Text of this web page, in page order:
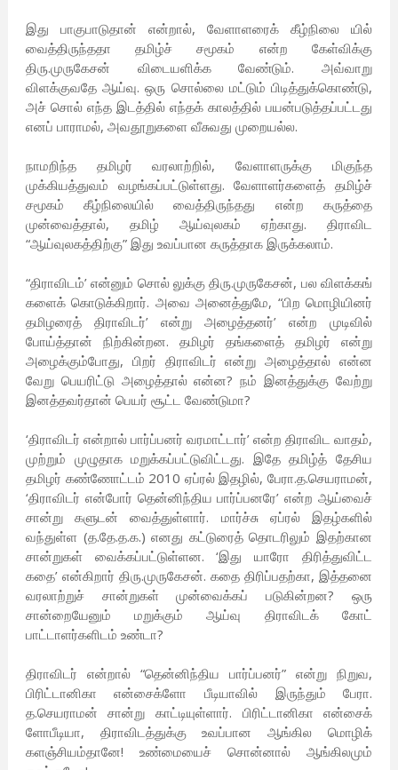
இது பாகுபாடுதான் என்றால், வேளாளரைக் கீழ்நிலை யில்
வைத்திருந்ததா தமிழ்ச் சமூகம் என்ற கேள்விக்கு
திரு.முருகேசன் விடையளிக்க வேண்டும். அவ்வாறு
விளக்குவதே ஆய்வு. ஒரு சொல்லை மட்டும் பிடித்துக்கொண்டு,
அச் சொல் எந்த இடத்தில் எந்தக் காலத்தில் பயன்படுத்தப்பட்டது
எனப் பாராமல், அவதூறுகளை வீசுவது முறையல்ல.
நாமறிந்த தமிழர் வரலாற்றில், வேளாளருக்கு மிகுந்த
முக்கியத்துவம் வழங்கப்பட்டுள்ளது. வேளாளர்களைத் தமிழ்ச்
சமூகம் கீழ்நிலையில் வைத்திருந்தது என்ற கருத்தை
முன்வைத்தால், தமிழ் ஆய்வுலகம் ஏற்காது. திராவிட
“ஆய்வுலகத்திற்கு” இது உவப்பான கருத்தாக இருக்கலாம்.
“திராவிடம்’ என்னும் சொல் லுக்கு திரு.முருகேசன், பல விளக்கங்
களைக் கொடுக்கிறார். அவை அனைத்துமே, “பிற மொழியினர்
தமிழரைத் திராவிடர்’ என்று அழைத்தனர்’ என்ற முடிவில்
போய்த்தான் நிற்கின்றன. தமிழர் தங்களைத் தமிழர் என்று
அழைக்கும்போது, பிறர் திராவிடர் என்று அழைத்தால் என்ன
வேறு பெயரிட்டு அழைத்தால் என்ன? நம் இனத்துக்கு வேற்று
இனத்தவர்தான் பெயர் சூட்ட வேண்டுமா?
‘திராவிடர் என்றால் பார்ப்பன‌ர் வரமாட்டார்’ என்ற திராவிட வாதம்,
முற்றும் முழுதாக மறுக்கப்பட்டுவிட்டது. இதே தமிழ்த் தேசிய
தமிழர் கண்ணோட்டம் 2010 ஏப்ரல் இதழில், பேரா.த.செயராமன்,
‘திராவிடர் என்போர் தென்னிந்திய பார்ப்பன‌ரே’ என்ற ஆய்வைச்
சான்று களுடன் வைத்துள்ளார். மார்ச்சு ஏப்ரல் இதழ்களில்
வந்துள்ள (த.தே.த.க.) எனது கட்டுரைத் தொடரிலும் இதற்கான
சான்றுகள் வைக்கப்பட்டுள்ளன. ‘இது யாரோ திரித்துவிட்ட
கதை’ என்கிறார் திரு.முருகேசன். கதை திரிப்பதற்கா, இத்தனை
வரலாற்றுச் சான்றுகள் முன்வைக்கப் படுகின்றன? ஒரு
சான்றையேனும் மறுக்கும் ஆய்வு திராவிடக் கோட்
பாட்டாளர்களிடம் உண்டா?
திராவிடர் என்றால் “தென்னிந்திய பார்ப்பன‌ர்” என்று நிறுவ,
பிரிட்டானிகா என்சைக்ளோ பீடியாவில் இருந்தும் பேரா.
த.செயராமன் சான்று காட்டியுள்ளார். பிரிட்டானிகா என்சைக்
ளோபீடியா, திராவிடத்துக்கு உவப்பான ஆங்கில மொழிக்
களஞ்சியம்தானே! உண்மையைச் சொன்னால் ஆங்கிலமும்